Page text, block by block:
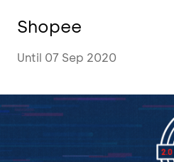
Shopee
Until 07 Sep 2020